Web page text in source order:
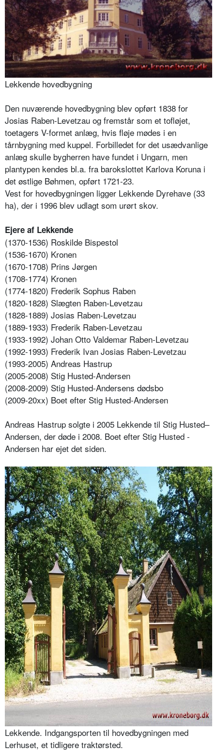
Lekkende hovedbygning
Den nuværende hovedbygning blev opført 1838 for
Josias Raben-Levetzau og fremstår som et tofløjet,
toetagers V-formet anlæg, hvis fløje mødes i en
tårnbygning med kuppel. Forbilledet for det usædvanlige
anlæg skulle bygherren have fundet i Ungarn, men
plantypen kendes bl.a. fra barokslottet Karlova Koruna i
det østlige Bøhmen, opført 1721-23.
Vest for hovedbygningen ligger Lekkende Dyrehave (33
ha), der i 1996 blev udlagt som urørt skov.
Ejere af Lekkende
(1370-1536) Roskilde Bispestol
(1536-1670) Kronen
(1670-1708) Prins Jørgen
(1708-1774) Kronen
(1774-1820) Frederik Sophus Raben
(1820-1828) Slægten Raben-Levetzau
(1828-1889) Josias Raben-Levetzau
(1889-1933) Frederik Raben-Levetzau
(1933-1992) Johan Otto Valdemar Raben-Levetzau
(1992-1993) Frederik Ivan Josias Raben-Levetzau
(1993-2005) Andreas Hastrup
(2005-2008) Stig Husted-Andersen
(2008-2009) Stig Husted-Andersens dødsbo
(2009-20xx) Boet efter Stig Husted-Andersen
Andreas Hastrup solgte i 2005 Lekkende til Stig Husted–
Andersen, der døde i 2008. Boet efter Stig Husted -
Andersen har ejet det siden.
Lekkende. Indgangsporten til hovedbygningen med
Lerhuset, et tidligere traktørsted.